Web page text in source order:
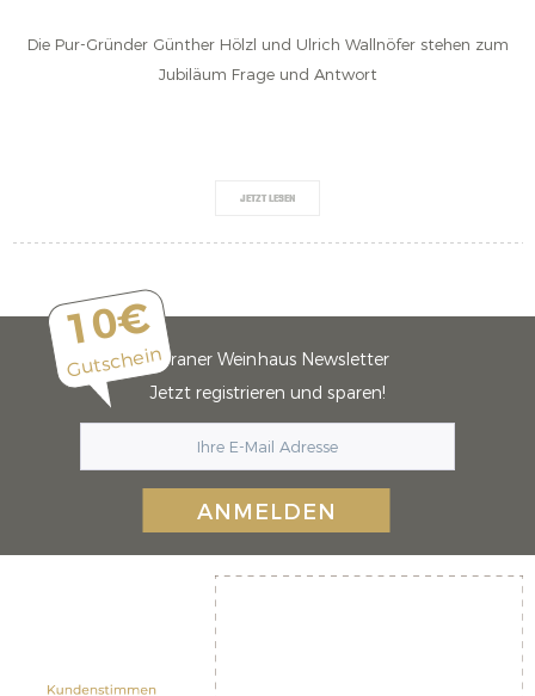
Die Pur-Gründer Günther Hölzl und Ulrich Wallnöfer stehen zum
Jubiläum Frage und Antwort
JETZT LESEN
10€
GutscheinMeraner Weinhaus Newsletter
Jetzt registrieren und sparen!
ANMELDEN